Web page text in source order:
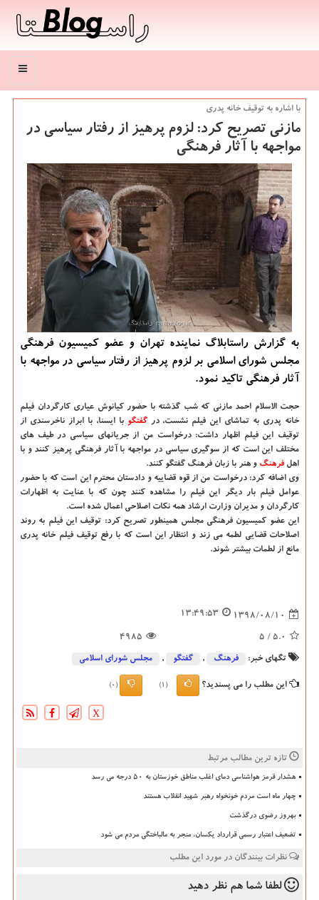
منو
با اشاره به توقیف خانه پدری
مازنی تصریح كرد: لزوم پرهیز از رفتار سیاسی در
مواجهه با آثار فرهنگی
به گزارش راستابلاگ نماینده تهران و عضو كمیسیون فرهنگی
مجلس شورای اسلامی بر لزوم پرهیز از رفتار سیاسی در مواجهه با
آثار فرهنگی تاكید نمود.
حجت الاسلام احمد مازنی كه شب گذشته با حضور كیانوش عیاری كارگردان فیلم
خانه پدری به تماشای این فیلم نشست، درگفتگو با ایسنا، با ابراز ناخرسندی از
توقیف این فیلم اظهار داشت: درخواست من از جریانهای سیاسی در طیف های
مختلف این است كه از سوگیری سیاسی در مواجهه با آثار فرهنگی پرهیز كنند و با
اهل فرهنگ و هنر با زبان فرهنگ گفتگو كنند.
وی اضافه كرد: درخواست من از قوه قضاییه و دادستان محترم این است كه با حضور
عوامل فیلم بار دیگر این فیلم را مشاهده كنند چون كه با عنایت به اظهارات
كارگردان و مدیران وزارت ارشاد همه نكات اصلاحی اعمال شده است.
این عضو كمیسیون فرهنگی مجلس همینطور تصریح كرد: توقیف این فیلم به روند
اصلاحات قضایی لطمه می زند و انتظار این است كه با رفع توقیف فیلم خانه پدری
مانع از لطمات بیشتر شوند.
1398/08/10
13:49:53
5.0
/ 5
4985
تگهای خبر: فرهنگ , گفتگو , مجلس شورای اسلامی
این مطلب را می پسندید؟ (1)
(0)
X
تازه ترین مطالب مرتبط
هشدار قرمز هواشناسی دمای اغلب مناطق خوزستان به ۵۰ درجه می رسد
چهار ماه است مردم خونخواه رهبر شهید انقلاب هستند
بهروز رضوی درگذشت
تضعیف اعتبار رسمی قرارداد یکسان، منجر به مالباختگی مردم می شود
نظرات بینندگان در مورد این مطلب
لطفا شما هم نظر دهید